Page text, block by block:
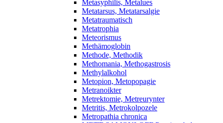
Metasyphilis, Metalues
Metatarsus, Metatarsalgie
Metatraumatisch
Metatrophia
Meteorismus
Methämoglobin
Methode, Methodik
Methomania, Methogastrosis
Methylalkohol
Metopion, Metopopagie
Metranoikter
Metrektomie, Metreurynter
Metritis, Metrokolpozele
Metropathia chronica